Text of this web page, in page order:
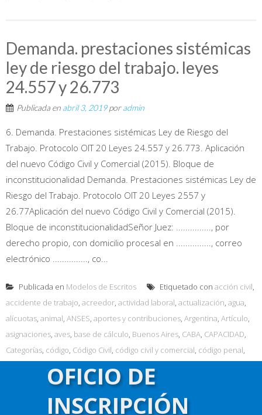
Demanda. prestaciones sistémicas
ley de riesgo del trabajo. leyes
24.557 y 26.773
Publicada en abril 3, 2019poradmin
6. Demanda. Prestaciones sistémicas Ley de Riesgo del
Trabajo. Protocolo OIT 20 Leyes 24.557 y 26.773. Aplicación
del nuevo Código Civil y Comercial (2015). Bloque de
inconstitucionalidad Demanda. Prestaciones sistémicas Ley de
Riesgo del Trabajo. Protocolo OIT 20 Leyes 2557 y
26.77Aplicación del nuevo Código Civil y Comercial (2015).
Bloque de inconstitucionalidadSeñor Juez: ..............., por
derecho propio, con domicilio procesal en ..............., correo
electrónico ..............., co...
Publicada en Modelos de Escritos Etiquetado con acción civil,
accidente de trabajo, acreedor, actividad laboral, actualización, agua,
alícuotas, animal, ANSES, aportes y contribuciones, Argentina, Artículo,
asignaciones, aves, base de cálculo, Buenos Aires, CABA, CAPACIDAD,
Categorías, código, Código Civil, código civil y comercial, código penal,
CONSTITUCIONAL ,constitucionalidad,consumidor
Corte Suprema de Justicia de la Nación, COSA RIESGOSA
OFICIO DE
INSCRIPCIÓN